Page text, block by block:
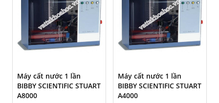
Máy cất nước 1 lần
BIBBY SCIENTIFIC STUART
A8000
Máy cất nước 1 lần
BIBBY SCIENTIFIC STUART
A4000